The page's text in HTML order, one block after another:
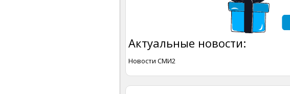
Актуальные новости:
Новости СМИ2